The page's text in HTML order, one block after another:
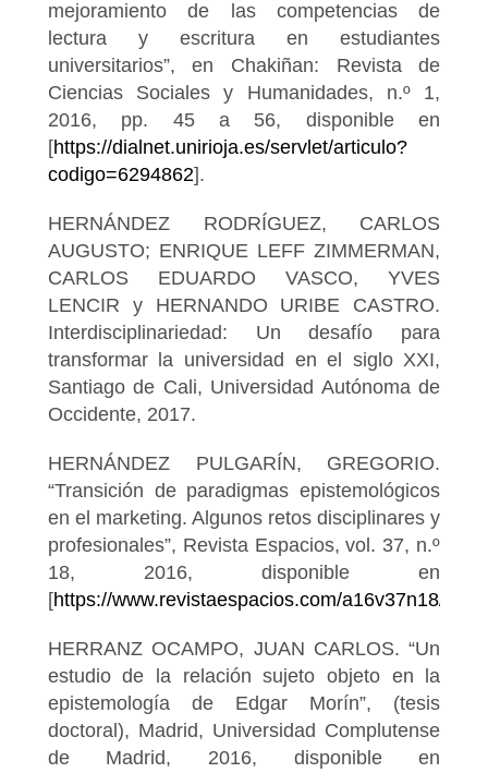
mejoramiento de las competencias de
lectura y escritura en estudiantes
universitarios”, en Chakiñan: Revista de
Ciencias Sociales y Humanidades, n.º 1,
2016, pp. 45 a 56, disponible en
[https://dialnet.unirioja.es/servlet/articulo?
codigo=6294862].
HERNÁNDEZ RODRÍGUEZ, CARLOS
AUGUSTO; ENRIQUE LEFF ZIMMERMAN,
CARLOS EDUARDO VASCO, YVES
LENCIR y HERNANDO URIBE CASTRO.
Interdisciplinariedad: Un desafío para
transformar la universidad en el siglo XXI,
Santiago de Cali, Universidad Autónoma de
Occidente, 2017.
HERNÁNDEZ PULGARÍN, GREGORIO.
“Transición de paradigmas epistemológicos
en el marketing. Algunos retos disciplinares y
profesionales”, Revista Espacios, vol. 37, n.º
18, 2016, disponible en
[https://www.revistaespacios.com/a16v37n18/
HERRANZ OCAMPO, JUAN CARLOS. “Un
estudio de la relación sujeto objeto en la
epistemología de Edgar Morín”, (tesis
doctoral), Madrid, Universidad Complutense
de Madrid, 2016, disponible en